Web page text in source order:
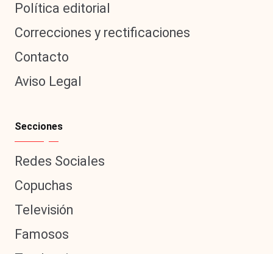
Política editorial
Correcciones y rectificaciones
Contacto
Aviso Legal
Secciones
Redes Sociales
Copuchas
Televisión
Famosos